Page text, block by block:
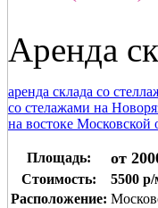
Аренда
аренда склада со
со стелажами на
на востоке Московской
Площадь: от
Стоимость:
5500 р/
Расположение: